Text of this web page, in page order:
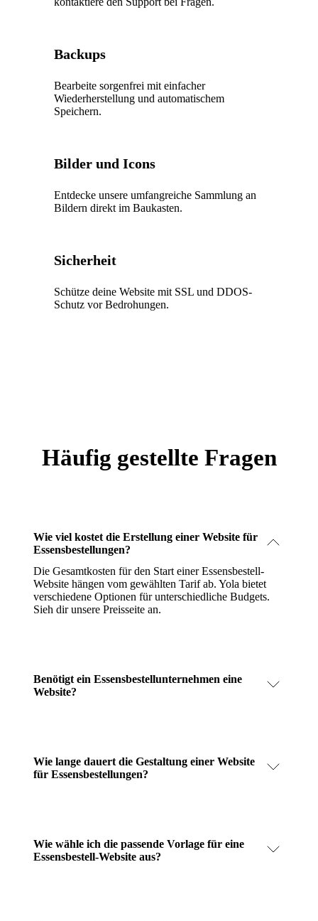
Backups
Bearbeite sorgenfrei mit einfacher
Wiederherstellung und automatischem
Speichern.
Bilder und Icons
Entdecke unsere umfangreiche Sammlung an
Bildern direkt im Baukasten.
Sicherheit
Schütze deine Website mit SSL und DDOS-
Schutz vor Bedrohungen.
Häufig gestellte Fragen
Wie viel kostet die Erstellung einer Website für
Essensbestellungen?
Die Gesamtkosten für den Start einer Essensbestell-
Website hängen vom gewählten Tarif ab. Yola bietet
verschiedene Optionen für unterschiedliche Budgets.
Sieh dir unsere Preisseite an.
Benötigt ein Essensbestellunternehmen eine
Website?
Wie lange dauert die Gestaltung einer Website
für Essensbestellungen?
Wie wähle ich die passende Vorlage für eine
Essensbestell-Website aus?